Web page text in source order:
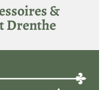
&
Drenthe